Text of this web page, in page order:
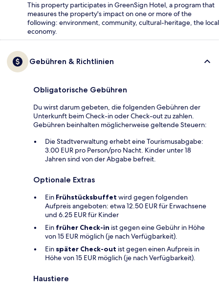
This property participates in GreenSign Hotel, a program that
measures the property's impact on one or more of the
following: environment, community, cultural-heritage, the local
economy.
Gebühren & Richtlinien
Obligatorische Gebühren
Du wirst darum gebeten, die folgenden Gebühren der
Unterkunft beim Check-in oder Check-out zu zahlen.
Gebühren beinhalten möglicherweise geltende Steuern:
Die Stadtverwaltung erhebt eine Tourismusabgabe:
3.00 EUR pro Person/pro Nacht. Kinder unter 18
Jahren sind von der Abgabe befreit.
Optionale Extras
Ein Frühstücksbuffet wird gegen folgenden
Aufpreis angeboten: etwa 12.50 EUR für Erwachsene
und 6.25 EUR für Kinder
Ein früher Check-in ist gegen eine Gebühr in Höhe
von 15 EUR möglich (je nach Verfügbarkeit).
Ein später Check-out ist gegen einen Aufpreis in
Höhe von 15 EUR möglich (je nach Verfügbarkeit).
Haustiere